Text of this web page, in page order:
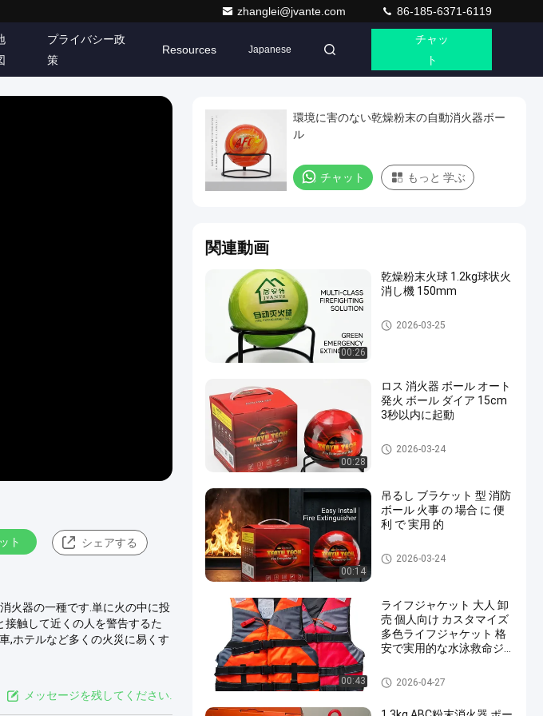
zhanglei@jvante.com 86-185-6371-6119
プライバシー政
策
Resources Japanese
チャッ
ト
ト シェアする
火器の一種です.単に火の中に投
触して近くの人を警告するた
,ホテルなど多くの火災に易くす
メッセージを残してください.
環境に害のない乾燥粉末の自動消火器ボー
ル
チャット もっと 学ぶ
関連動画
00:26
乾燥粉末火球 1.2kg球状火
消し機 150mm
消火器の球
2026-03-25
00:28
ロス 消火器 ボール オート
発火 ボール ダイア 15cm
3秒以内に起動
消火器の球
2026-03-24
00:14
吊るし ブラケット 型 消防
ボール 火事 の 場合 に 便
利 で 実用 的
消火器の球
2026-03-24
00:43
ライフジャケット 大人 卸
売 個人向け カスタマイズ
多色ライフジャケット 格
安で実用的な水泳救命ジ
救命プロダクト
2026-04-27